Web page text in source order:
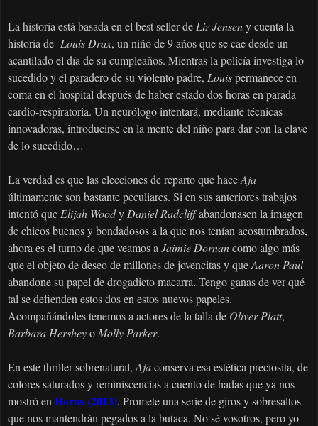
La historia está basada en el best seller de Liz Jenseny cuenta la
historia de Louis Drax, un niño de 9 años que se cae desde un
acantilado el día de su cumpleaños. Mientras la policía investiga lo
sucedido y el paradero de su violento padre, Louispermanece en
coma en el hospital después de haber estado dos horas en parada
cardio-respiratoria. Un neurólogo intentará, mediante técnicas
innovadoras, introducirse en la mente del niño para dar con la clave
de lo sucedido…
La verdad es que las elecciones de reparto que haceAja
últimamente son bastante peculiares. Si en sus anteriores trabajos
intentó que Elijah Woody Daniel Radcliffabandonasen la imagen
de chicos buenos y bondadosos a la que nos tenían acostumbrados,
ahora es el turno de que veamos a Jaimie Dornancomo algo más
que el objeto de deseo de millones de jovencitas y queAaron Paul
abandone su papel de drogadicto macarra. Tengo ganas de ver qué
tal se defienden estos dos en estos nuevos papeles.
Acompañándoles tenemos a actores de la talla de Oliver Platt,
Barbara Hersheyo Molly Parker.
En este thriller sobrenatural, Ajaconserva esa estética preciosita, de
colores saturados y reminiscencias a cuento de hadas que ya nos
mostró en Horns (2013). Promete una serie de giros y sobresaltos
que nos mantendrán pegados a la butaca. No sé vosotros, pero yo